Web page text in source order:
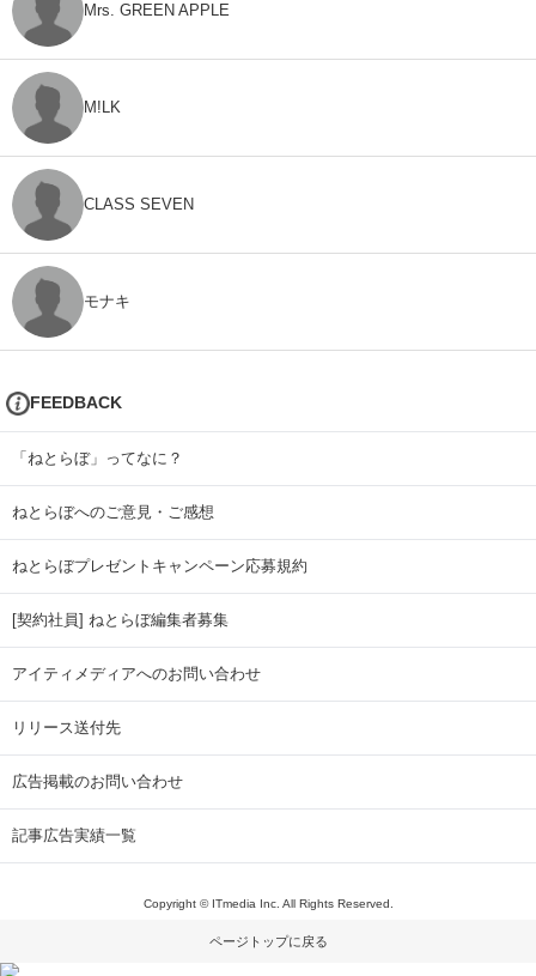
Mrs. GREEN APPLE
M!LK
CLASS SEVEN
モナキ
FEEDBACK
「ねとらぼ」ってなに？
ねとらぼへのご意見・ご感想
ねとらぼプレゼントキャンペーン応募規約
[契約社員] ねとらぼ編集者募集
アイティメディアへのお問い合わせ
リリース送付先
広告掲載のお問い合わせ
記事広告実績一覧
Copyright © ITmedia Inc. All Rights Reserved.
ページトップに戻る